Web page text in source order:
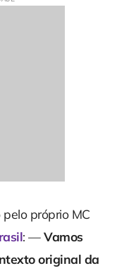
próprio MC
: —Vamos
original da